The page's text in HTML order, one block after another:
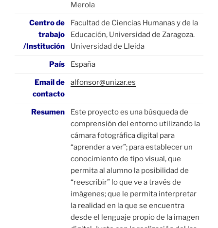
Merola
Centro de
trabajo
/Institución
Facultad de Ciencias Humanas y de la
Educación, Universidad de Zaragoza.
Universidad de Lleida
País España
Email de
contacto
alfonsor@unizar.es
Resumen
Este proyecto es una búsqueda de
comprensión del entorno utilizando la
cámara fotográfica digital para
“aprender a ver”; para establecer un
conocimiento de tipo visual, que
permita al alumno la posibilidad de
“reescribir” lo que ve a través de
imágenes; que le permita interpretar
la realidad en la que se encuentra
desde el lenguaje propio de la imagen